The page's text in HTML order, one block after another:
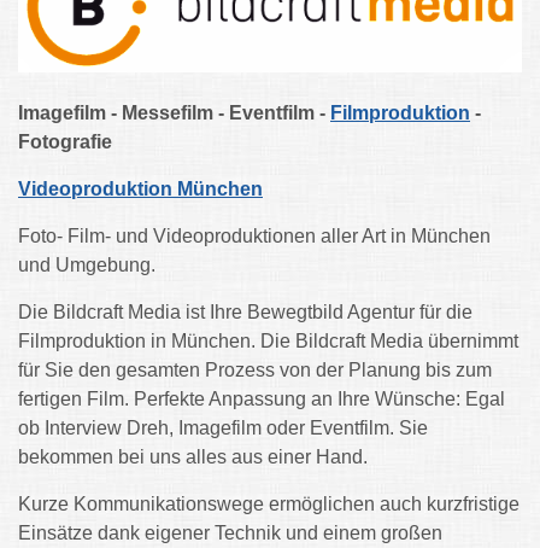
Imagefilm - Messefilm - Eventfilm - Filmproduktion -
Fotografie
Videoproduktion München
Foto- Film- und Videoproduktionen aller Art in München
und Umgebung.
Die Bildcraft Media ist Ihre Bewegtbild Agentur für die
Filmproduktion in München. Die Bildcraft Media übernimmt
für Sie den gesamten Prozess von der Planung bis zum
fertigen Film. Perfekte Anpassung an Ihre Wünsche: Egal
ob Interview Dreh, Imagefilm oder Eventfilm. Sie
bekommen bei uns alles aus einer Hand.
Kurze Kommunikationswege ermöglichen auch kurzfristige
Einsätze dank eigener Technik und einem großen